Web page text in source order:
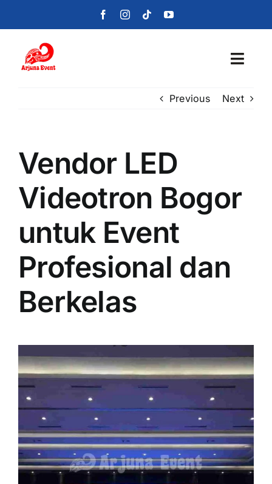
Beranda
Foto
Portofolio
Blog
PRICELIST
Previous Next
Vendor LED
Videotron Bogor
untuk Event
Profesional dan
Berkelas